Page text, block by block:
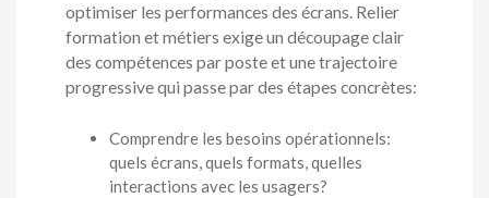
optimiser les performances des écrans. Relier
formation et métiers exige un découpage clair
des compétences par poste et une trajectoire
progressive qui passe par des étapes concrètes:
Comprendre les besoins opérationnels:
quels écrans, quels formats, quelles
interactions avec les usagers?